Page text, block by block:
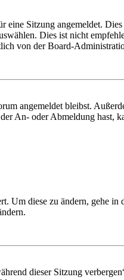
Sitzung angemeldet.
Dies ist nicht
von der Board-
angemeldet bleibst.
An- oder Abmeldung hast,
Um diese zu ändern, gehe
dieser Sitzung